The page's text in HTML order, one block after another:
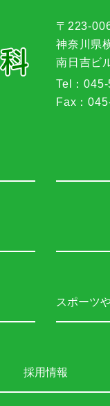
〒223-
神奈川県
南日吉ビ
Tel：
Fax：
スポーツ
採用情報